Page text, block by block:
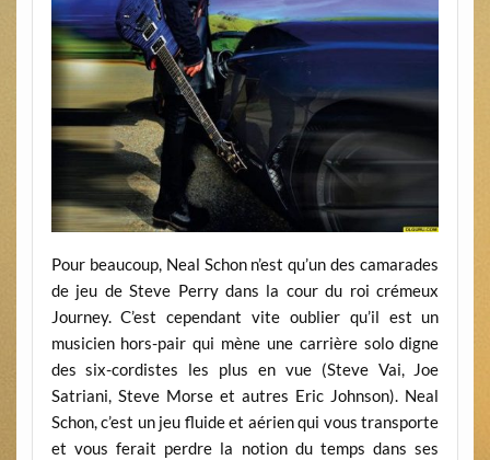
Pour beaucoup, Neal Schon n’est qu’un des camarades
de jeu de Steve Perry dans la cour du roi crémeux
Journey. C’est cependant vite oublier qu’il est un
musicien hors-pair qui mène une carrière solo digne
des six-cordistes les plus en vue (Steve Vai, Joe
Satriani, Steve Morse et autres Eric Johnson). Neal
Schon, c’est un jeu fluide et aérien qui vous transporte
et vous ferait perdre la notion du temps dans ses